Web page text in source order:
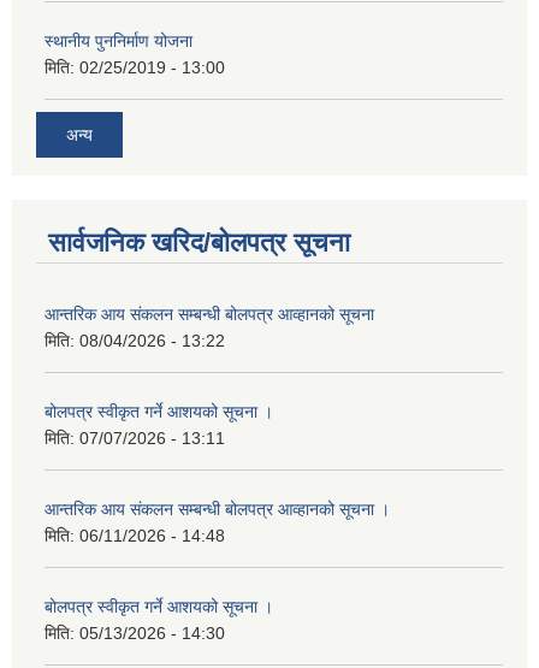
स्थानीय पुननिर्माण योजना
मिति: 02/25/2019 - 13:00
अन्य
सार्वजनिक खरिद/बोलपत्र सूचना
आन्तरिक आय संकलन सम्बन्धी बोलपत्र आव्हानको सूचना
मिति: 08/04/2026 - 13:22
बोलपत्र स्वीकृत गर्ने आशयको सूचना ।
मिति: 07/07/2026 - 13:11
आन्तरिक आय संकलन सम्बन्धी बोलपत्र आव्हानको सूचना ।
मिति: 06/11/2026 - 14:48
बोलपत्र स्वीकृत गर्ने आशयको सूचना ।
मिति: 05/13/2026 - 14:30